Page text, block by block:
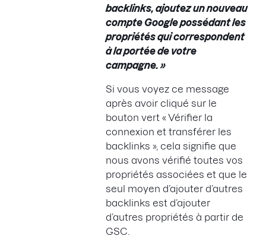
backlinks, ajoutez un nouveau
compte Google possédant les
propriétés qui correspondent
à la portée de votre
campagne. »
Si vous voyez ce message
après avoir cliqué sur le
bouton vert « Vérifier la
connexion et transférer les
backlinks », cela signifie que
nous avons vérifié toutes vos
propriétés associées et que le
seul moyen d’ajouter d’autres
backlinks est d’ajouter
d’autres propriétés à partir de
GSC.